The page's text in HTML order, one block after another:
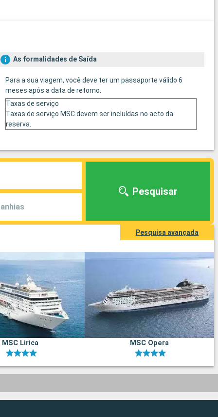
As formalidades de Saída
Para a sua viagem, você deve ter um passaporte válido 6
meses após a data de retorno.
Taxas de serviço
Taxas de serviço MSC devem ser incluídas no acto da
reserva.
Pesquisar
Pesquisa avançada
MSC Lirica MSC Opera